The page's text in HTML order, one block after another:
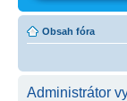
Obsah fóra
Administrátor